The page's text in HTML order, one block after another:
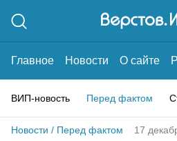
Главное Новости О сайте
ВИП-новость Перед фактом
Новости / Перед фактом 17